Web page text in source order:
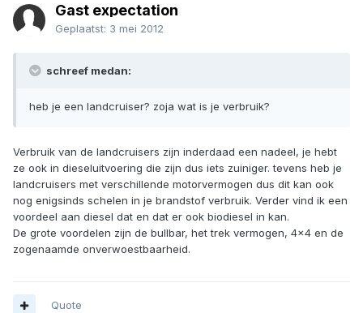
Gast expectation
Geplaatst: 3 mei 2012
schreef medan:
heb je een landcruiser? zoja wat is je verbruik?
Verbruik van de landcruisers zijn inderdaad een nadeel, je hebt
ze ook in dieseluitvoering die zijn dus iets zuiniger. tevens heb je
landcruisers met verschillende motorvermogen dus dit kan ook
nog enigsinds schelen in je brandstof verbruik. Verder vind ik een
voordeel aan diesel dat en dat er ook biodiesel in kan.
De grote voordelen zijn de bullbar, het trek vermogen, 4x4 en de
zogenaamde onverwoestbaarheid.
Quote